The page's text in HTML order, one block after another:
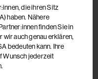
die ihren Sitz
haben. Nähere
finden Sie in
auch genau erklären,
bedeuten kann. Ihre
Wunsch jederzeit